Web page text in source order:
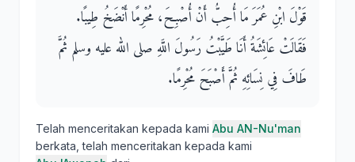
قَوْلَ ابْنِ عُمَرَ مَا أُحِبُّ أَنْ أُصْبِحَ، مُحْرِمًا أَنْضَخُ طِيبًا‏.‏
فَقَالَتْ عَائِشَةُ أَنَا طَيَّبْتُ رَسُولَ اللَّهِ صلى الله عليه وسلم ثُمَّ
طَافَ فِي نِسَائِهِ ثُمَّ أَصْبَحَ مُحْرِمًا‏.‏
Telah menceritakan kepada kami Abu AN-Nu'man
berkata, telah menceritakan kepada kami